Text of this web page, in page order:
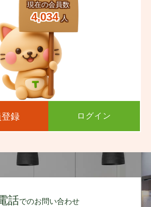
現在の会員数
4,034 人
録 ログイン
話でのお問い合わせ